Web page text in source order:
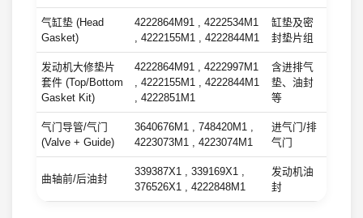
气缸垫 (Head
Gasket)
4222864M91 , 4222534M1
, 4222155M1 , 4222844M1
缸垫及密
封垫片组
发动机大修垫片
套件 (Top/Bottom
Gasket Kit)
4222864M91 , 4222997M1
, 4222155M1 , 4222844M1
, 4222851M1
含进排气
垫、油封
等
气门导管/气门
(Valve + Guide)
3640676M1 , 748420M1 ,
4223073M1 , 4223074M1
进气门/排
气门
曲轴前/后油封
339387X1 , 339169X1 ,
376526X1 , 4222848M1
发动机油
封